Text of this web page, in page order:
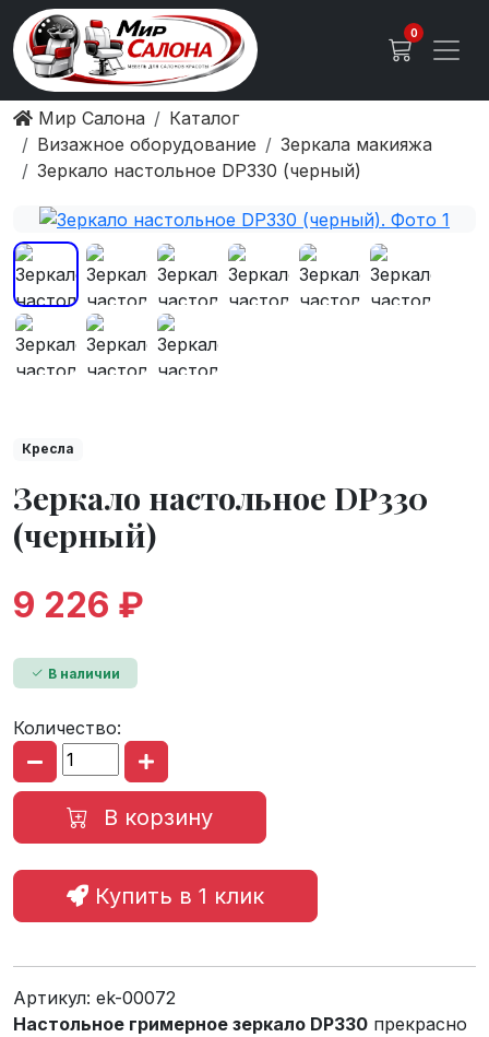
0
Мир Салона
Каталог
Визажное оборудование
Зеркала макияжа
Зеркало настольное DP330 (черный)
Кресла
Зеркало настольное DP330
(черный)
9 226 ₽
В наличии
Количество:
В корзину
Купить в 1 клик
Артикул: ek-00072
Настольное гримерное зеркало DP330 прекрасно